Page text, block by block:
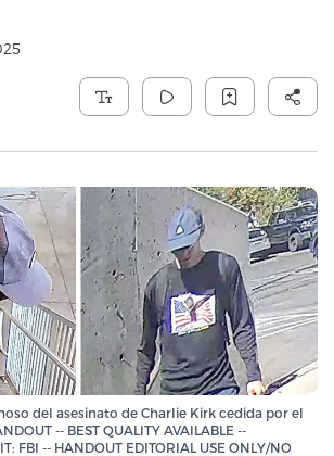
del asesinato de Charlie Kirk cedida por el
-- BEST QUALITY AVAILABLE --
FBI -- HANDOUT EDITORIAL USE ONLY/NO